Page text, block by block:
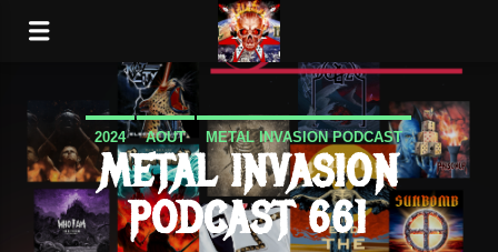
2024 AOUT METAL INVASION PODCAST
METAL INVASION
PODCAST 661